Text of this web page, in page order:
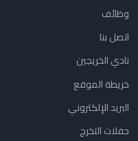
وظائف
اتصل بنا
نادي الخريجين
خريطة الموقع
البريد الإلكتروني
حفلات التخرج